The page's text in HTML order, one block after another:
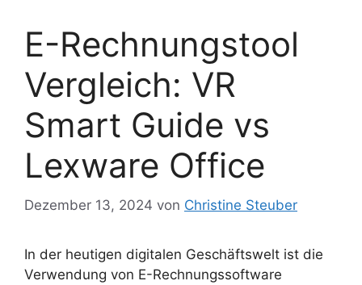
E-Rechnungstool
Vergleich: VR
Smart Guide vs
Lexware Office
Dezember 13, 2024 von Christine Steuber
In der heutigen digitalen Geschäftswelt ist die
Verwendung von E-Rechnungssoftware